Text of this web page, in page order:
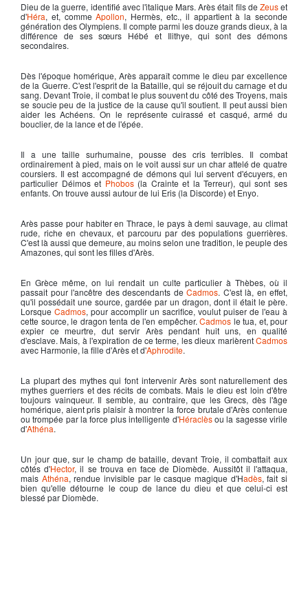
Dieu de la guerre, identifié avec l'italique Mars.Arèsétait fils de Zeuset
d'Héra, et, commeApollon, Hermès, etc., il appartient à la seconde
génération des Olympiens. Il compte parmi les douze grands dieux, à la
différence de ses sœurs Hébé et Ilithye, qui sont des démons
secondaires.
Dès l'époque homérique, Arès apparaît comme le dieu par excellence
de la Guerre. C'est l'esprit de la Bataille, qui se réjouit du carnage et du
sang. Devant Troie, il combat le plus souvent du côté des Troyens, mais
se soucie peu de la justice de la cause qu'il soutient. Il peut aussi bien
aider les Achéens. On le représente cuirassé et casqué, armé du
bouclier, de la lance et de l'épée.
Il a une taille surhumaine, pousse des cris terribles. Il combat
ordinairement à pied, mais on le voit aussi sur un char attelé de quatre
coursiers. Il est accompagné de démons qui lui servent d'écuyers, en
particulier Déimos et Phobos(la Crainte et la Terreur), qui sont ses
enfants. On trouve aussi autour de lui Eris (la Discorde) et Enyo.
Arès passe pour habiter en Thrace, le pays à demi sauvage, au climat
rude, riche en chevaux, et parcouru par des populations guerrières.
C'est là aussi que demeure, au moins selon une tradition, le peuple des
Amazones, qui sont les filles d'Arès.
En Grèce même, on lui rendait un culte particulier à Thèbes, où il
passait pour l'ancêtre des descendants de Cadmos. C'est là, en effet,
qu'il possédait une source, gardée par un dragon, dont il était le père.
Lorsque Cadmos, pour accomplir un sacrifice, voulut puiser de l'eau à
cette source, le dragon tenta de l'en empêcher. Cadmos le tua, et, pour
expier ce meurtre, dut servir Arèspendant huit uns, en qualité
d'esclave. Mais, à l'expiration de ce terme, les dieux marièrentCadmos
avec Harmonie, la fille d'Arèset d'Aphrodite.
La plupart des mythes qui font intervenirArès sont naturellement des
mythes guerriers et des récits de combats. Mais le dieu est loin d'être
toujours vainqueur. Il semble, au contraire, que les Grecs, dès l'âge
homérique, aient pris plaisir à montrer la force brutale d'Arès contenue
ou trompée par la force plus intelligente d'Héraclèsou la sagesse virile
d'Athéna.
Un jour que, sur le champ de bataille, devant Troie, il combattait aux
côtés d'Hector, il se trouva en face de Diomède. Aussitôt il l'attaqua,
mais Athéna, rendue invisible par le casque magique d'Hadès, fait si
bien qu'elle détourne le coup de lance du dieu et que celui-ci est
blessé par Diomède.